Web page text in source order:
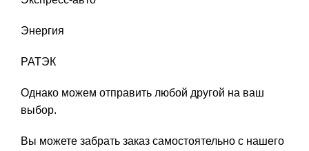
Энергия
РАТЭК
Однако можем отправить любой другой на ваш
выбор.
Вы можете забрать заказ самостоятельно с нашего